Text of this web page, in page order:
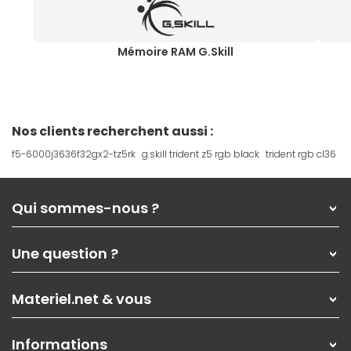
Mémoire RAM G.Skill
Nos clients recherchent aussi :
f5-6000j3636f32gx2-tz5rk g.skill trident z5 rgb black trident rgb cl36
Qui sommes-nous ?
Nos services
Les magasins Materiel.net
Nos solutions pour les pros
Contactez-nous
Une question ?
Paiement, livraison
Garanties,Pack Zen
SAV, demander un retour
Materiel.net & vous
Informations